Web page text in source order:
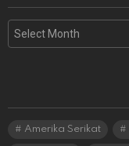
Archives
Amerika Serikat